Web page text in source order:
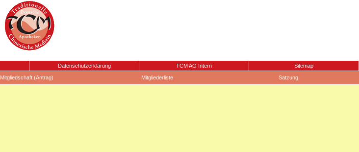
Datenschutzerklärung TCM AG Intern
Sitemap
Mitgliedschaft (Antrag) Mitgliederliste Satzung